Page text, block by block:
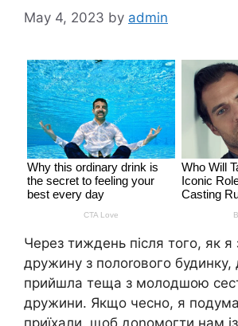
May 4, 2023 by admin
Через тиждень після того, як я
дружину з полоrового будинку,
прийшла теща з молодшою
дружини. Якщо чесно, я
приїхали, щоб доnомогти нам